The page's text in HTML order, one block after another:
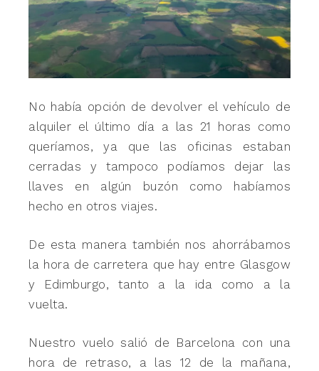
No había opción de devolver el vehículo de
alquiler el último día a las 21 horas como
queríamos, ya que las oficinas estaban
cerradas y tampoco podíamos dejar las
llaves en algún buzón como habíamos
hecho en otros viajes.
De esta manera también nos ahorrábamos
la hora de carretera que hay entre Glasgow
y Edimburgo, tanto a la ida como a la
vuelta.
Nuestro vuelo salió de Barcelona con una
hora de retraso, a las 12 de la mañana,